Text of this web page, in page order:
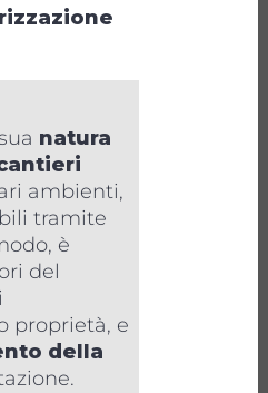
natura
ambienti,
tramite
è
del
proprietà, e
della